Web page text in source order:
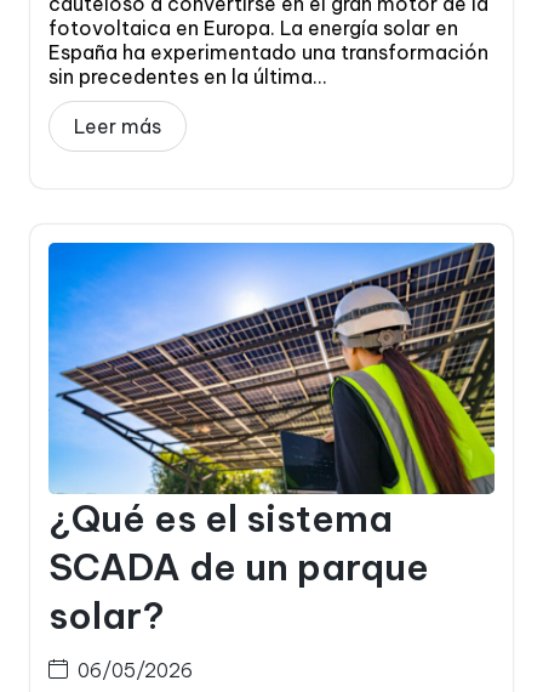
fotovoltaica en Europa. La energía solar en
España ha experimentado una transformación
sin precedentes en la última...
Leer más
¿Qué es el sistema
SCADA de un parque
solar?
06/05/2026